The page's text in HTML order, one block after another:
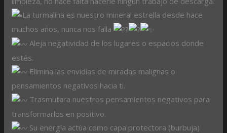
La turmalina es nuestro mineral estrella desde hace
muchos años, nunca nos falla
Aleja negatividad de los lugares o espacios donde
estés.
Elimina las envidias de miradas malignas o
pensamientos negativos hacia ti.
Trasmutara nuestros pensamientos negativos para
transformarlos en positivo.
Su energía actúa como capa protectora (burbuja)